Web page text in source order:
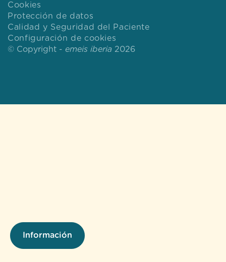
Información
© Copyright - emeis iberia 2026
Cookies
Protección de datos
Calidad y Seguridad del Paciente
Configuración de cookies